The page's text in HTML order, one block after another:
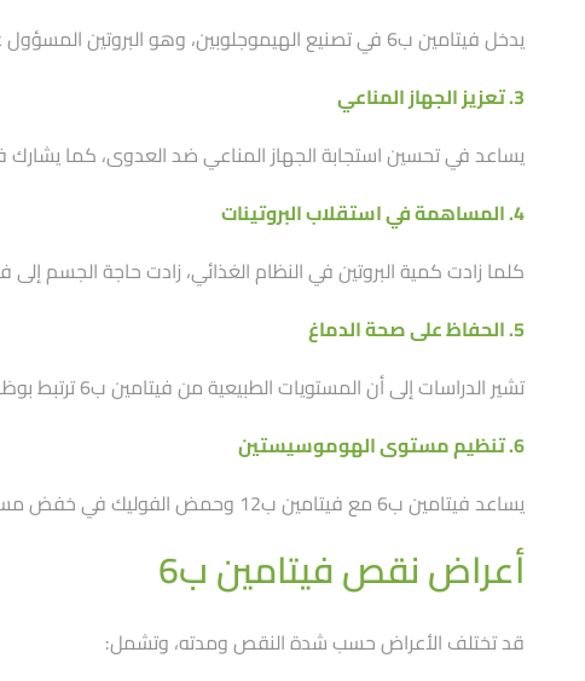
يدخل فيتامين ب6 في تصنيع الهيموجلوبين، وهو البروتين المسؤول عن نقل الأكسجين داخل خلايا الدم الحمراء، لذلك قد يؤدي نقصه إلى الإصابة بأحد أنواع فقر الدم.
3. تعزيز الجهاز المناعي
يساعد في تحسين استجابة الجهاز المناعي ضد العدوى، كما يشارك في
4. المساهمة في استقلاب البروتينات
كلما زادت كمية البروتين في النظام الغذائي، زادت حاجة الجسم إلى فيتامين ب6 للمساعدة في هضم واستقلاب
5. الحفاظ على صحة الدماغ
تشير الدراسات إلى أن المستويات الطبيعية من فيتامين ب6 ترتبط بوظائف إدراكية أفضل، خاصة لدى كبار السن.
6. تنظيم مستوى الهوموسيستين
يساعد فيتامين ب6 مع فيتامين ب12 وحمض الفوليك في خفض مستوى الهوموسيستين، وهو حمض أميني قد يرتبط ارتفاعه بزيادة خطر الإصابة بأمراض القلب والأوعية الدموية.
أعراض نقص فيتامين ب6
قد تختلف الأعراض حسب شدة النقص ومدته، وتشمل: